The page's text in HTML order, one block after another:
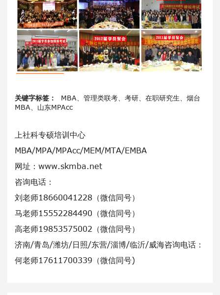
关键字标签：
MBA、管理类联考、考研、在职研究生、烟台
MBA、山东MPAcc
上社科专硕培训中心
MBA/MPA/MPAcc/MEM/MTA/EMBA
网址：www.skmba.net
咨询电话：
刘老师18660041228（微信同号）
马老师15552284490（微信同号）
高老师19853575002（微信同号）
济南/青岛/潍坊/日照/东营/淄博/临沂/威海咨询电话：
何老师17611700339（微信同号)